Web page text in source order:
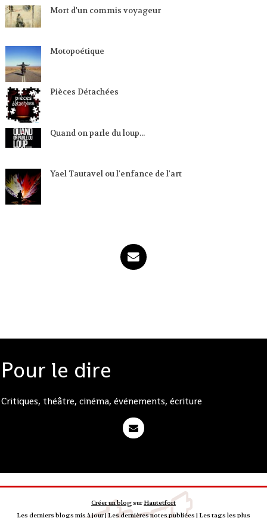
Mort d'un commis voyageur
Motopoétique
Pièces Détachées
Quand on parle du loup...
Yael Tautavel ou l'enfance de l'art
Pour le dire
Critiques, théâtre, cinéma, événements, écriture
Créer un blogsur Hautetfort
Les derniers blogs mis à jour| Les dernières notes publiées | Les tags les plus